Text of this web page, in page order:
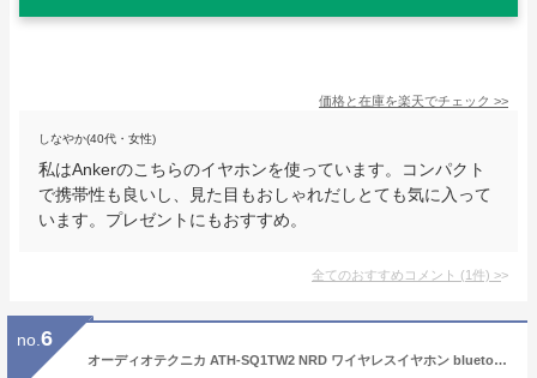
価格と在庫を楽天でチェック >>
しなやか(40代・女性)
私はAnkerのこちらのイヤホンを使っています。コンパクト
で携帯性も良いし、見た目もおしゃれだしとても気に入って
います。プレゼントにもおすすめ。
全てのおすすめコメント (1件) >
no. 6
オーディオテクニカ ATH-SQ1TW2 NRD ワイヤレスイヤホン bluetooth/小型 軽量 / 最大20時間再生 / 低遅延/外音取込み/マルチポイント/マルチペアリング/防水 IPX5 / ワイヤレス充電 /【国内正規品】ネイビーレッド ATH-SQ1TW2 NRD